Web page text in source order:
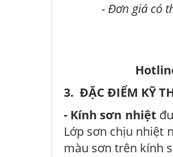
- Đơn giá có
3. ĐẶC ĐIỂM KỸ
- Kính sơn nhiệt
Lớp sơn chịu nhiệt
màu sơn trên kính